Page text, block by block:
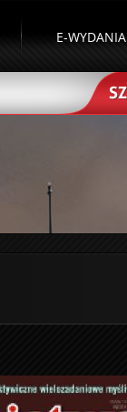
E-WYDANIA